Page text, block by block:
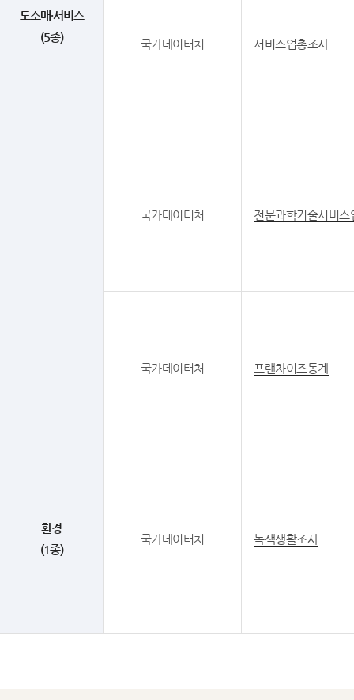
도소매·서비스
(5종)
국가데이터처 서비스업총조사
국가데이터처 전문과학기술서비스
국가데이터처 프랜차이즈통계
환경
(1종)
국가데이터처 녹색생활조사